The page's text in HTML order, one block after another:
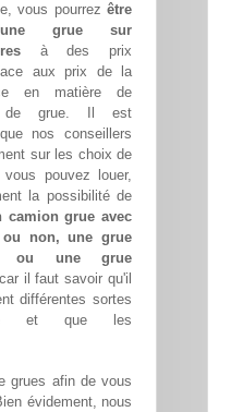
vous pourrez être
grue sur
à des prix
aux prix de la
en matière de
de grue. Il est
nos conseillers
sur les choix de
pouvez louer,
la possibilité de
camion grue avec
ou non, une grue
ou une grue
il faut savoir qu'il
différentes sortes
et que les
grues afin de vous
évidement, nous